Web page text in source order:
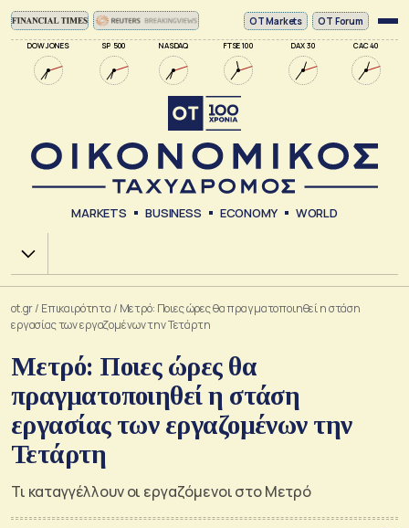
DOW JONES SP 500 NASDAQ FTSE 100 DAX 30 CAC 40
ΟΤ Markets OT Forum
MARKETS BUSINESS ECONOMY WORLD
Χ.Α.
ot.gr/ Επικαιρότητα / Μετρό: Ποιες ώρες θα πραγματοποιηθεί η στάση
εργασίας των εργαζομένων την Τετάρτη
Μετρό: Ποιες ώρες θα
πραγματοποιηθεί η στάση
εργασίας των εργαζομένων την
Τετάρτη
Τι καταγγέλλουν οι εργαζόμενοι στο Μετρό